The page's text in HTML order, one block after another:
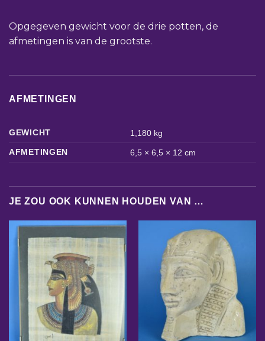
Opgegeven gewicht voor de drie potten, de
afmetingen is van de grootste.
AFMETINGEN
GEWICHT
1,180 kg
AFMETINGEN
6,5 × 6,5 × 12 cm
JE ZOU OOK KUNNEN HOUDEN VAN …